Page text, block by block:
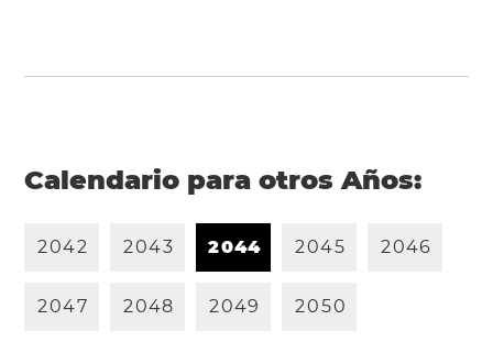
Calendario para otros Años:
2042 2043 2044 2045 2046
2047 2048 2049 2050